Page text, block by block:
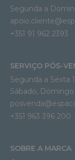
Segunda a
+351 91 962 2393
SERVIÇO PÓS-
Segunda a Sexta
Sábado, Domingo
+351 963 396 200
SOBRE A MARCA